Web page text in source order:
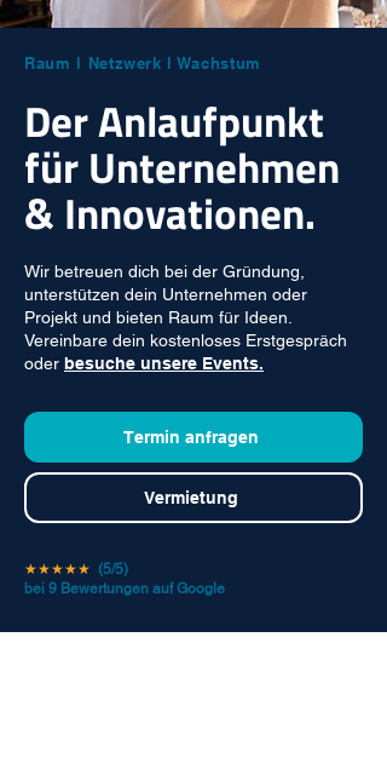
Raum l Netzwerk l Wachstum
Der Anlaufpunkt
für Unternehmen
& Innovationen.
Wir betreuen dich bei der Gründung,
unterstützen dein Unternehmen oder
Projekt und bieten Raum für Ideen.
Vereinbare dein kostenloses Erstgespräch
oder besuche unsere Events.
Termin anfragen
Vermietung
★★★★★ (5/5)
bei 9 Bewertungen auf Google